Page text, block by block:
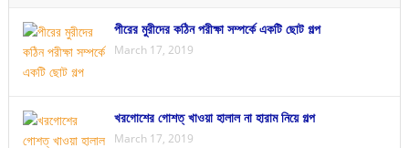
পীরের মুরীদের কঠিন পরীক্ষা সম্পর্কে একটি ছোট গল্প
March 17, 2019
খরগোশের গোশত্ খাওয়া হালাল না হারাম নিয়ে গল্প
March 17, 2019